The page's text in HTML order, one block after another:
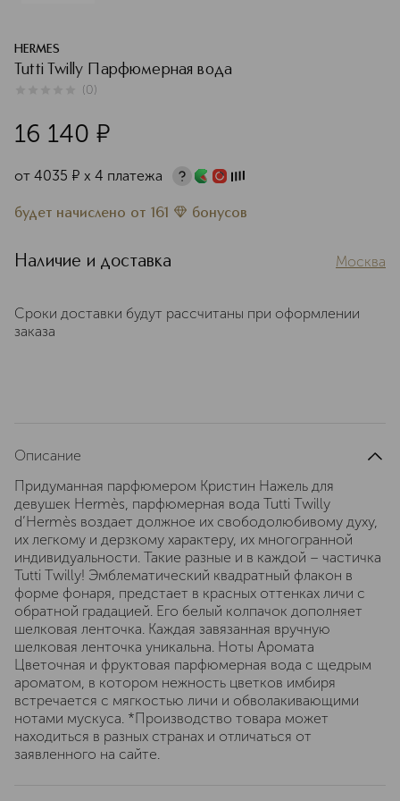
HERMES
Tutti Twilly Парфюмерная вода
(0)
16 140 ¤
от 4035 ¤ х 4 платежа
будет начислено от 161 бонусов
Наличие и доставка Москва
Сроки доставки будут рассчитаны при оформлении
заказа
Описание
Придуманная парфюмером Кристин Нажель для
девушек Hermès, парфюмерная вода Tutti Twilly
d’Hermès воздает должное их свободолюбивому духу,
их легкому и дерзкому характеру, их многогранной
индивидуальности. Такие разные и в каждой – частичка
Tutti Twilly! Эмблематический квадратный флакон в
форме фонаря, предстает в красных оттенках личи с
обратной градацией. Его белый колпачок дополняет
шелковая ленточка. Каждая завязанная вручную
шелковая ленточка уникальна. Ноты Аромата
Цветочная и фруктовая парфюмерная вода с щедрым
ароматом, в котором нежность цветков имбиря
встречается с мягкостью личи и обволакивающими
нотами мускуса. *Производство товара может
находиться в разных странах и отличаться от
заявленного на сайте.